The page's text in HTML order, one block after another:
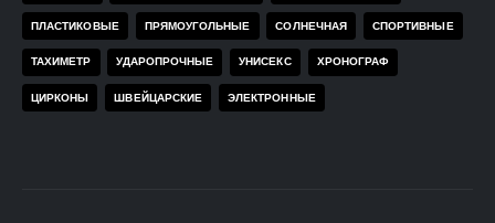
ПЛАСТИКОВЫЕ ПРЯМОУГОЛЬНЫЕ СОЛНЕЧНАЯ СПОРТИВНЫЕ
ТАХИМЕТР УДАРОПРОЧНЫЕ УНИСЕКС ХРОНОГРАФ
ЦИРКОНЫ ШВЕЙЦАРСКИЕ ЭЛЕКТРОННЫЕ